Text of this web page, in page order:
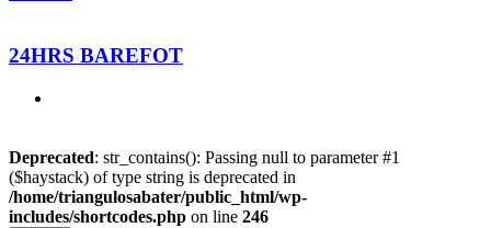
24HRS BAREFOT
Deprecated: str_contains(): Passing null to parameter #1
($haystack) of type string is deprecated in
/home/triangulosabater/public_html/wp-
includes/shortcodes.php on line 246